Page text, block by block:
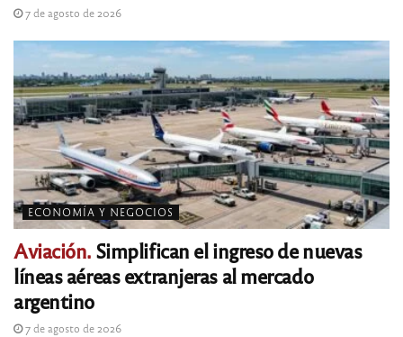
7 de agosto de 2026
ECONOMÍA Y NEGOCIOS
Aviación. Simplifican el ingreso de nuevas
líneas aéreas extranjeras al mercado
argentino
7 de agosto de 2026